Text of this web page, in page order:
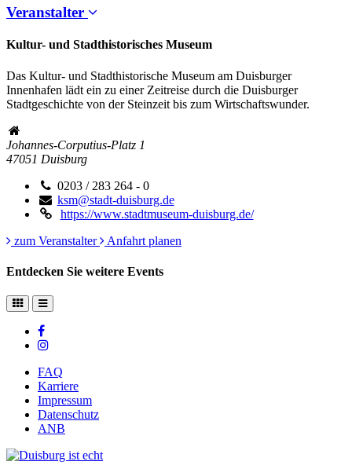
Veranstalter
Kultur- und Stadthistorisches Museum
Das Kultur- und Stadthistorische Museum am Duisburger
Innenhafen lädt ein zu einer Zeitreise durch die Duisburger
Stadtgeschichte von der Steinzeit bis zum Wirtschaftswunder.
Johannes-Corputius-Platz 1
47051 Duisburg
0203 / 283 264 - 0
ksm@stadt-duisburg.de
https://www.stadtmuseum-duisburg.de/
zum Veranstalter
Anfahrt planen
Entdecken Sie weitere Events
FAQ
Karriere
Impressum
Datenschutz
ANB